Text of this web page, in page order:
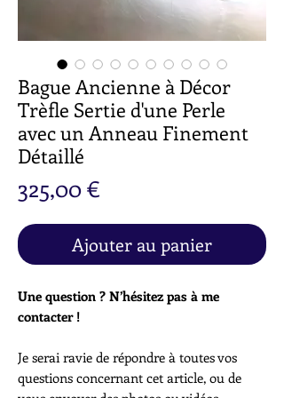
Bague Ancienne à Décor
Trèfle Sertie d'une Perle
avec un Anneau Finement
Détaillé
325,00 €
Ajouter au panier
Une question ? N’hésitez pas à me
contacter !
Je serai ravie de répondre à toutes vos
questions concernant cet article, ou de